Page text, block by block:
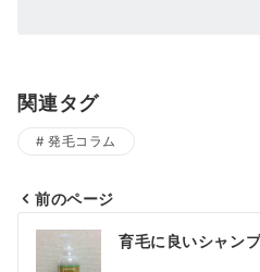
関連タグ
発毛コラム
投
前のページ
育毛に良いシャン